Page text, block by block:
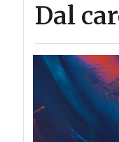
Dal